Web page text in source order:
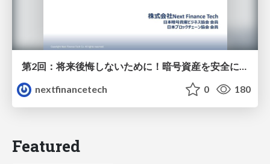
第2回：将来後悔しないために！暗号資産を安全に管理する方法 (ウォレット管理・セキュリティ対策)
nextfinancetech
0 180
Featured